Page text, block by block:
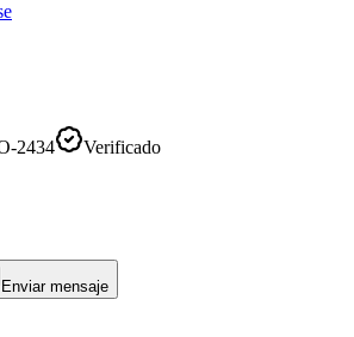
2434
Verificado
Enviar mensaje